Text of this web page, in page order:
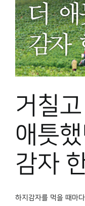
민속 인사이드
원문보기 PDF
박물관 홈페이지
거칠
애틋
감자
하지감자를 먹을 때마